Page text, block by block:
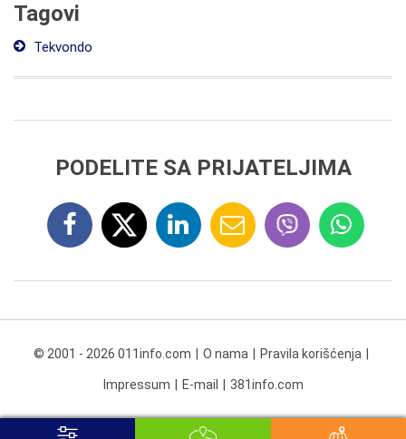
Tagovi
Tekvondo
PODELITE SA PRIJATELJIMA
© 2001 - 2026 011info.com O nama Pravila korišćenja
Impressum E-mail 381info.com